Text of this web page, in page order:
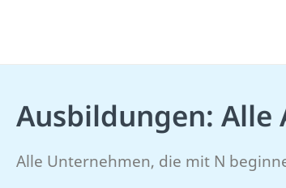
Ausbildungen:
Alle Unternehmen, die mit N